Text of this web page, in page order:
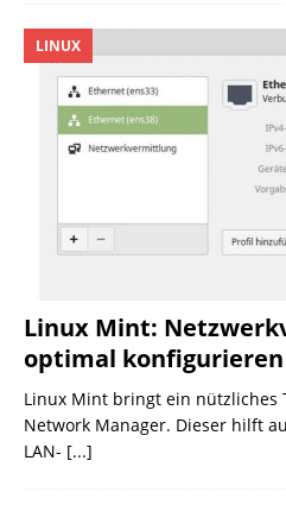
Linux Mint:
optimal konfigurieren
LINUX
Linux Mint bringt ein nützliches
Network Manager. Dieser hilft
LAN- [...]